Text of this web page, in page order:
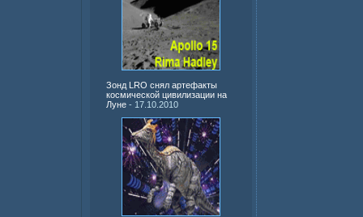
Зонд LRO снял артефакты
космической цивилизации на
Луне - 17.10.2010